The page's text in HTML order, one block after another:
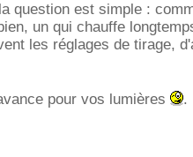
question est simple :
un qui chauffe
les réglages de tirage,
pour vos lumières .